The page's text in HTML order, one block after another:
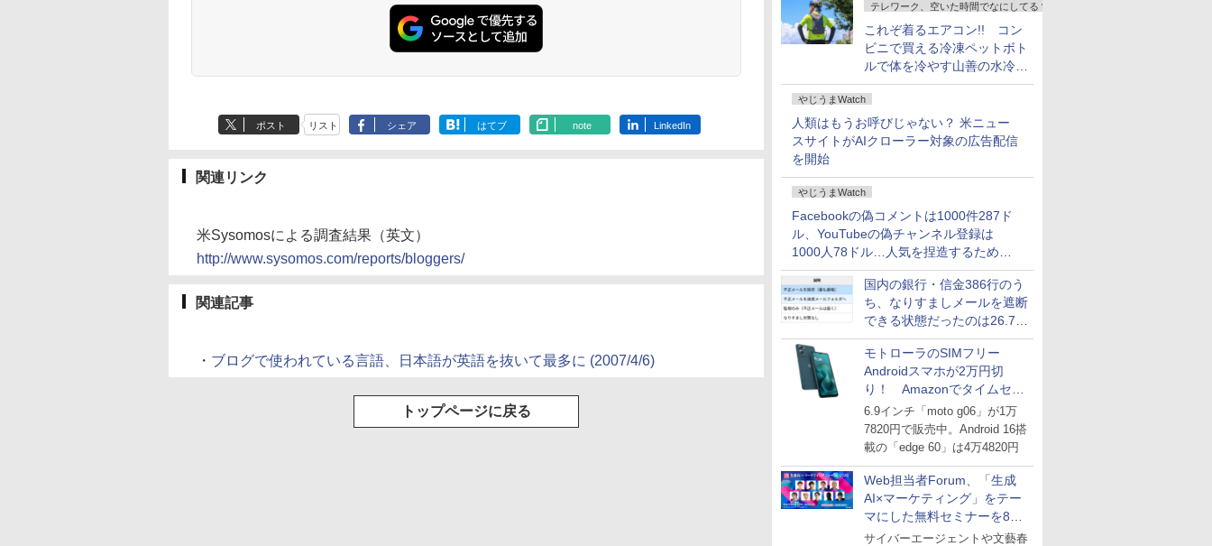
テレワーク、空いた時間でなにしてる？
これぞ着るエアコン!! コン
ビニで買える冷凍ペットボト
ルで体を冷やす山善の水冷ベ
ストがロードバイクにちょう
どいい【ぼっち・ざ・ろー
ど！その14】
やじうまWatch
人類はもうお呼びじゃない？ 米ニュー
スサイトがAIクローラー対象の広告配信
を開始
やじうまWatch
Facebookの偽コメントは1000件287ド
ル、YouTubeの偽チャンネル登録は
1000人78ドル…人気を捏造するための
価格リストが公開中
国内の銀行・信金386行のう
ち、なりすましメールを遮断
できる状態だったのは26.7％
にとどまる～GMOブランド
セキュリティ調査
モトローラのSIMフリー
Androidスマホが2万円切
り！ Amazonでタイムセー
ル
6.9インチ「moto g06」が1万
7820円で販売中。Android 16搭
載の「edge 60」は4万4820円
Web担当者Forum、「生成
AI×マーケティング」をテー
マにした無料セミナーを8月
27日にオンライン開催
サイバーエージェントや文藝春
ポスト リスト シェア はてブ note LinkedIn
関連リンク
米Sysomosによる調査結果（英文）
http://www.sysomos.com/reports/bloggers/
関連記事
・ ブログで使われている言語、日本語が英語を抜いて最多に (2007/4/6)
トップページに戻る